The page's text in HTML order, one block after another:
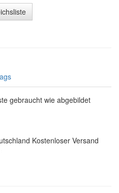
gebraucht wie abgebildet
Kostenloser Versand